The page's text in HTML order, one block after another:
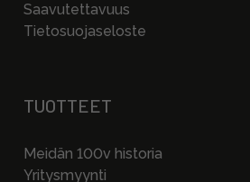
Saavutettavuus
Tietosuojaseloste
TUOTTEET
Meidän 100v historia
Yritysmyynti